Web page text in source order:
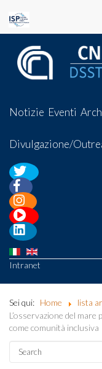
Notizie Eventi
Divulgazione/
Intranet
Sei qui: Home lista
L’osservazione del
come comunità inclusiva